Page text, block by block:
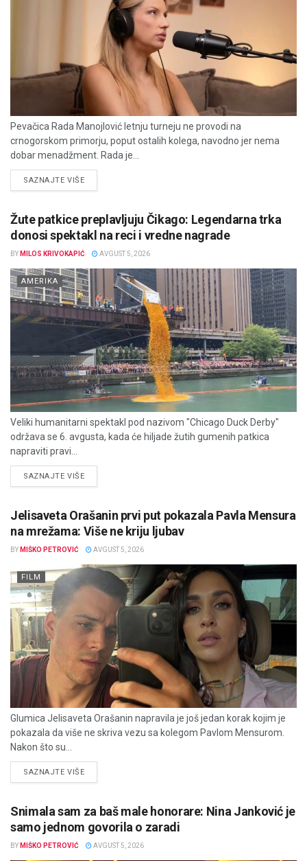
Pevačica Rada Manojlović letnju turneju ne provodi na
crnogorskom primorju, poput ostalih kolega, navodno jer nema
dobar menadžment. Rada je...
SAZNAJTE VIŠEDETAILS
Žute patkice preplavljuju Čikago: Legendarna trka
donosi spektakl na reci i vredne nagrade
BY MILOS KRIVOKAPIĆ AVGUST 5, 2026
AMERIKA
Veliki humanitarni spektakl pod nazivom "Chicago Duck Derby"
održava se 6. avgusta, kada će hiljade žutih gumenih patkica
napraviti pravi...
SAZNAJTE VIŠEDETAILS
Jelisaveta Orašanin prvi put pokazala Pavla Mensura
na mrežama: Više ne kriju ljubav
BY MIŠKO PETROVIĆ AVGUST 5, 2026
FILM
Glumica Jelisaveta Orašanin napravila je još jedan korak kojim je
pokazala da više ne skriva vezu sa kolegom Pavlom Mensurom.
Nakon što su...
SAZNAJTE VIŠEDETAILS
Snimala sam za baš male honorare: Nina Janković je
samo jednom govorila o zaradi
BY MIŠKO PETROVIĆ AVGUST 5, 2026